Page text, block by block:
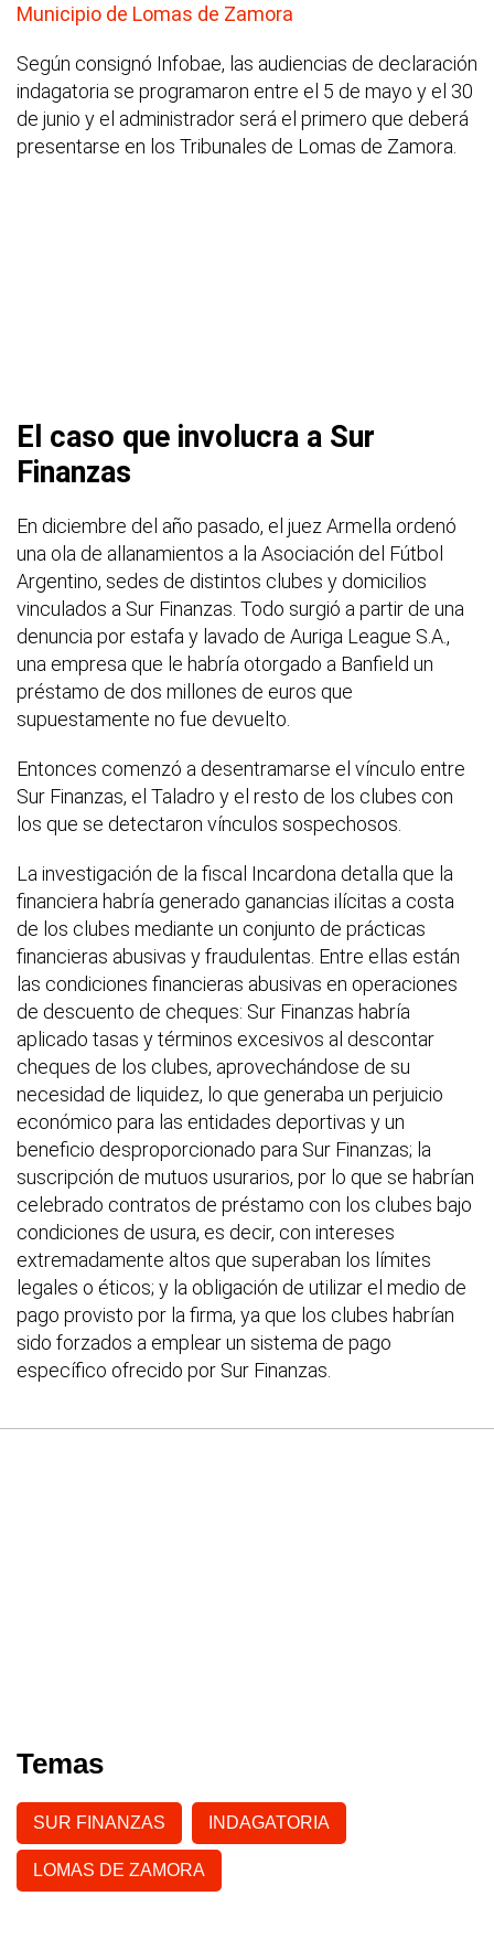
Municipio de Lomas de Zamora
Según consignó Infobae, las audiencias de declaración
indagatoria se programaron entre el 5 de mayo y el 30
de junio y el administrador será el primero que deberá
presentarse en los Tribunales de Lomas de Zamora.
El caso que involucra a Sur
Finanzas
En diciembre del año pasado, el juez Armella ordenó
una ola de allanamientos a la Asociación del Fútbol
Argentino, sedes de distintos clubes y domicilios
vinculados a Sur Finanzas. Todo surgió a partir de una
denuncia por estafa y lavado de Auriga League S.A.,
una empresa que le habría otorgado a Banfield un
préstamo de dos millones de euros que
supuestamente no fue devuelto.
Entonces comenzó a desentramarse el vínculo entre
Sur Finanzas, el Taladro y el resto de los clubes con
los que se detectaron vínculos sospechosos.
La investigación de la fiscal Incardona detalla que la
financiera habría generado ganancias ilícitas a costa
de los clubes mediante un conjunto de prácticas
financieras abusivas y fraudulentas. Entre ellas están
las condiciones financieras abusivas en operaciones
de descuento de cheques: Sur Finanzas habría
aplicado tasas y términos excesivos al descontar
cheques de los clubes, aprovechándose de su
necesidad de liquidez, lo que generaba un perjuicio
económico para las entidades deportivas y un
beneficio desproporcionado para Sur Finanzas; la
suscripción de mutuos usurarios, por lo que se habrían
celebrado contratos de préstamo con los clubes bajo
condiciones de usura, es decir, con intereses
extremadamente altos que superaban los límites
legales o éticos; y la obligación de utilizar el medio de
pago provisto por la firma, ya que los clubes habrían
sido forzados a emplear un sistema de pago
específico ofrecido por Sur Finanzas.
Temas
SUR FINANZAS INDAGATORIA
LOMAS DE ZAMORA